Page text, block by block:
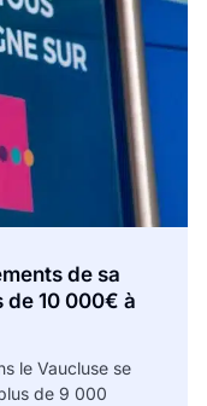
de sa
de 10 000€ à
le Vaucluse se
de 9 000